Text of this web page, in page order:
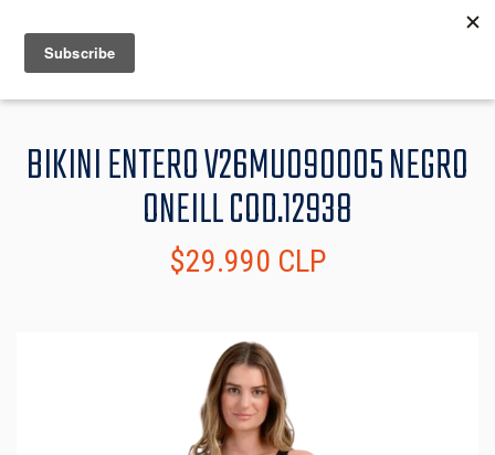
MENU
BIKINI ENTERO V26MU090005 NEGRO
ONEILL COD.12938
$29.990 CLP